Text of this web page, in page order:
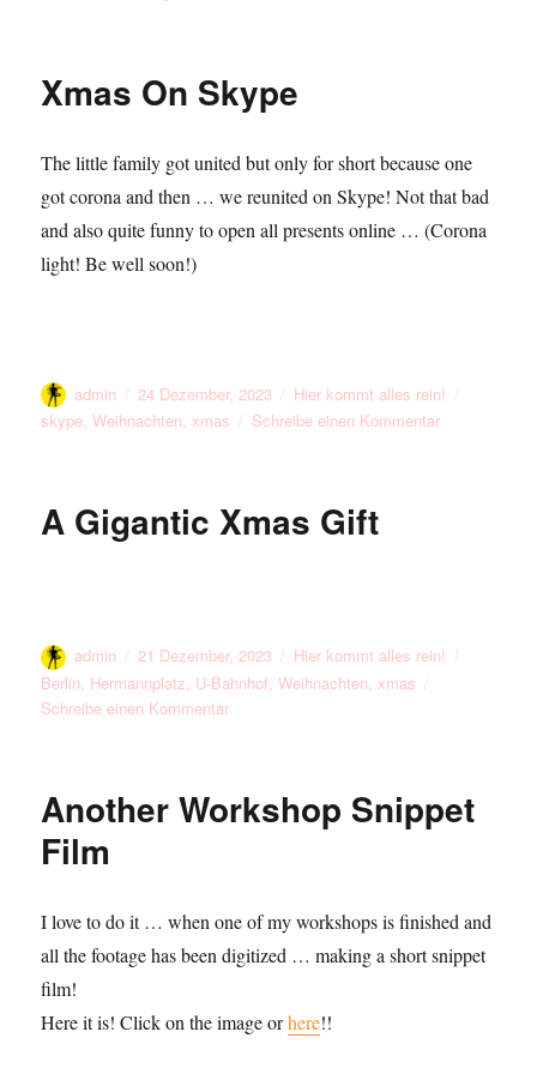
Xmas On Skype
The little family got united but only for short because one
got corona and then … we reunited on Skype! Not that bad
and also quite funny to open all presents online … (Corona
light! Be well soon!)
Autor
admin
Veröffentlicht
am
24 Dezember, 2023 Kategorien
Hier kommt alles rein!
skype,Weihnachten,xmas Schreibe einen Kommentarzu
A Gigantic Xmas Gift
Autor
admin
Veröffentlicht
am
21 Dezember, 2023 Kategorien
Hier kommt alles rein!
Berlin Hermannplatz U-Bahnhof ,Weihnachten xmas
Schreibe einen Kommentarzu
Gift
Another Workshop Snippet
Film
I love to do it … when one of my workshops is finished and
all the footage has been digitized … making a short snippet
film!
Here it is! Click on the image orhere!!